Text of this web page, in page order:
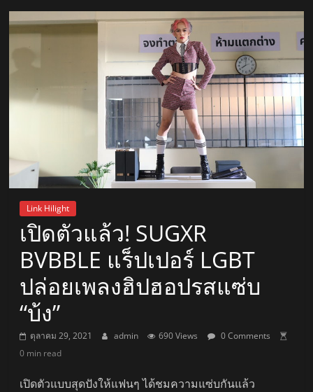
ลพบุรี
วิทยุ
ลพบุรี
Link Hilight
เปิดตัวแล้ว! SUGXR
BVBBLE แร็ปเปอร์ LGBT
ปล่อยเพลงฮิปฮอปรสแซ่บ
“บ้ง”
ตุลาคม 29, 2021 admin 690 Views
0 Comments
0 min read
เปิดตัวแบบสุดปังให้แฟนๆ ได้ชมความแซ่บกันแล้ว